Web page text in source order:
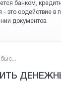
банком,
это содействие в
документов.